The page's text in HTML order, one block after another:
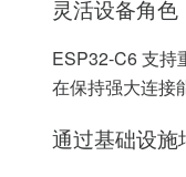
灵活设备角色
ESP32-C6 支持
在保持强大连接
通过基础设施